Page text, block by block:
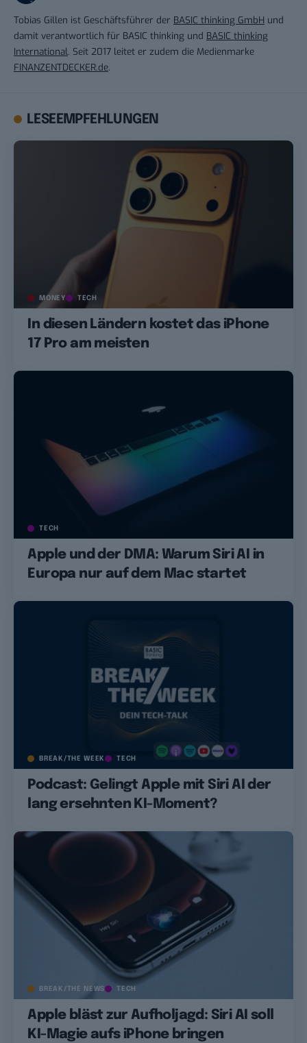
Tobias Gillen ist Geschäftsführer der BASIC thinking GmbH und
damit verantwortlich für BASIC thinking und BASIC thinking
International. Seit 2017 leitet er zudem die Medienmarke
FINANZENTDECKER.de.
LESEEMPFEHLUNGEN
MONEY TECH
In diesen Ländern kostet das iPhone
17 Pro am meisten
TECH
Apple und der DMA: Warum Siri AI in
Europa nur auf dem Mac startet
BREAK/THE WEEK TECH
Podcast: Gelingt Apple mit Siri AI der
lang ersehnten KI-Moment?
BREAK/THE NEWS TECH
Apple bläst zur Aufholjagd: Siri AI soll
KI-Magie aufs iPhone bringen